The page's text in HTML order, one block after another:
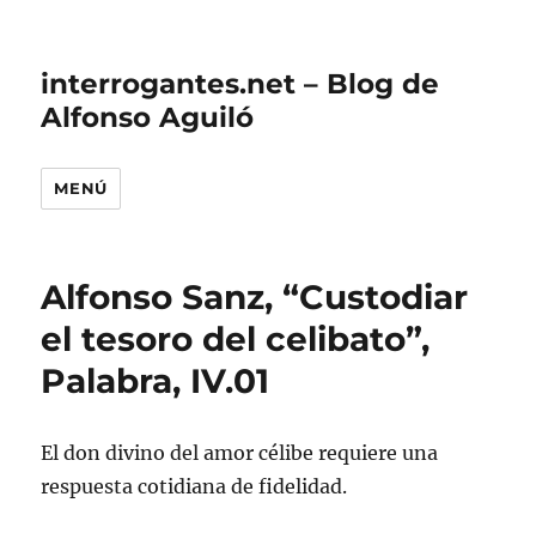
interrogantes.net – Blog de
Alfonso Aguiló
MENÚ
Alfonso Sanz, “Custodiar
el tesoro del celibato”,
Palabra, IV.01
El don divino del amor célibe requiere una
respuesta cotidiana de fidelidad.